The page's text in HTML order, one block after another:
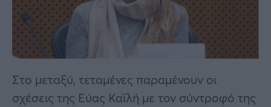
Στο μεταξύ, τεταμένες παραμένουν οι
σχέσεις της Εύας Καϊλή με τον σύντροφό της